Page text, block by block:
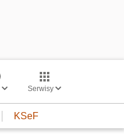
Serwisy
KSeF